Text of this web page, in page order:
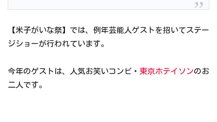
【米子がいな祭】では、例年芸能人ゲストを招いてステー
ジショーが行われています。
今年のゲストは、人気お笑いコンビ・ 東京ホテイソンのお
二人です。